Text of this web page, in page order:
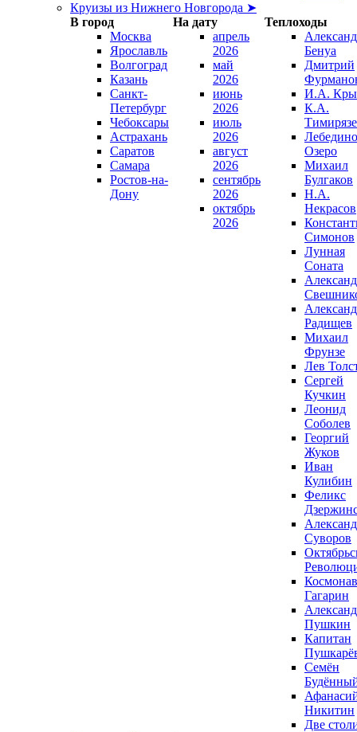
Круизы из Нижнего Новгорода ➤
В город
На дату
Теплоходы
Москва
Ярославль
Волгоград
Казань
Санкт-
Петербург
Чебоксары
Астрахань
Саратов
Самара
Ростов-на-
Дону
апрель
2026
май
2026
июнь
2026
июль
2026
август
2026
сентябрь
2026
октябрь
2026
Бенуа
Дмитрий
И.А.
К.А.
Озеро
Михаил
Булгаков
Н.А.
Некрасов
Симонов
Лунная
Соната
Радищев
Михаил
Фрунзе
Лев
Сергей
Кучкин
Леонид
Соболев
Георгий
Жуков
Иван
Кулибин
Феликс
Суворов
Гагарин
Пушкин
Капитан
Семён
Никитин
Две